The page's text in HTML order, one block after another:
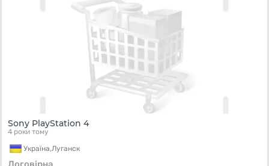
Sony PlayStation 4
4 роки тому
Україна,Луганск